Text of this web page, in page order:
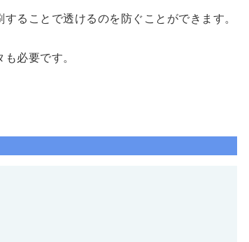
ることで透けるのを防ぐことができます。
必要です。